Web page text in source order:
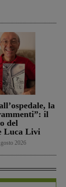
la
il
del
Luca Livi
2026